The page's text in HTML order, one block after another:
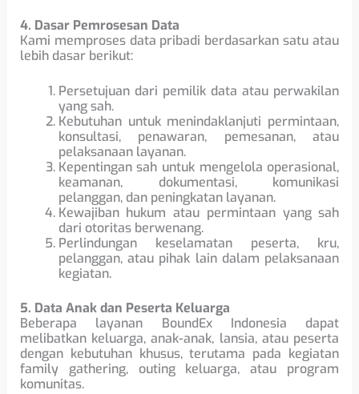
4. Dasar Pemrosesan Data
Kami memproses data pribadi berdasarkan satu atau
lebih dasar berikut:
Persetujuan dari pemilik data atau perwakilan
yang sah.
Kebutuhan untuk menindaklanjuti permintaan,
konsultasi, penawaran, pemesanan, atau
pelaksanaan layanan.
Kepentingan sah untuk mengelola operasional,
keamanan, dokumentasi, komunikasi
pelanggan, dan peningkatan layanan.
Kewajiban hukum atau permintaan yang sah
dari otoritas berwenang.
Perlindungan keselamatan peserta, kru,
pelanggan, atau pihak lain dalam pelaksanaan
kegiatan.
5. Data Anak dan Peserta Keluarga
Beberapa layanan BoundEx Indonesia dapat
melibatkan keluarga, anak-anak, lansia, atau peserta
dengan kebutuhan khusus, terutama pada kegiatan
family gathering, outing keluarga, atau program
komunitas.